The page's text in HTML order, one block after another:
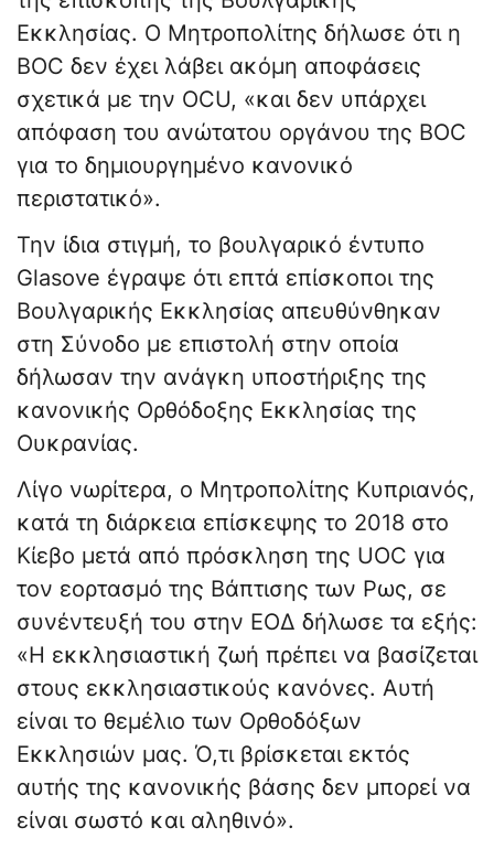
Εκκλησίας. Ο Μητροπολίτης δήλωσε ότι η
BOC δεν έχει λάβει ακόμη αποφάσεις
σχετικά με την OCU, «και δεν υπάρχει
απόφαση του ανώτατου οργάνου της BOC
για το δημιουργημένο κανονικό
περιστατικό».
Την ίδια στιγμή, το βουλγαρικό έντυπο
Glasove έγραψε ότι επτά επίσκοποι της
Βουλγαρικής Εκκλησίας απευθύνθηκαν
στη Σύνοδο με επιστολή στην οποία
δήλωσαν την ανάγκη υποστήριξης της
κανονικής Ορθόδοξης Εκκλησίας της
Ουκρανίας.
Λίγο νωρίτερα, ο Μητροπολίτης Κυπριανός,
κατά τη διάρκεια επίσκεψης το 2018 στο
Κίεβο μετά από πρόσκληση της UOC για
τον εορτασμό της Βάπτισης των Ρως, σε
συνέντευξή του στην ΕΟΔ δήλωσε τα εξής:
«Η εκκλησιαστική ζωή πρέπει να βασίζεται
στους εκκλησιαστικούς κανόνες. Αυτή
είναι το θεμέλιο των Ορθοδόξων
Εκκλησιών μας. Ό,τι βρίσκεται εκτός
αυτής της κανονικής βάσης δεν μπορεί να
είναι σωστό και αληθινό».